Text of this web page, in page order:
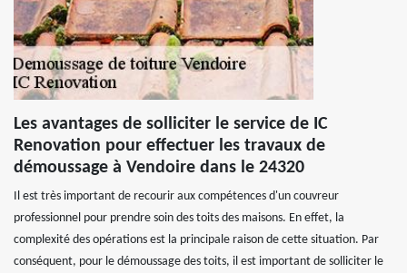
Les avantages de solliciter le service de IC
Renovation pour effectuer les travaux de
démoussage à Vendoire dans le 24320
Il est très important de recourir aux compétences d'un couvreur
professionnel pour prendre soin des toits des maisons. En effet, la
complexité des opérations est la principale raison de cette situation. Par
conséquent, pour le démoussage des toits, il est important de solliciter le